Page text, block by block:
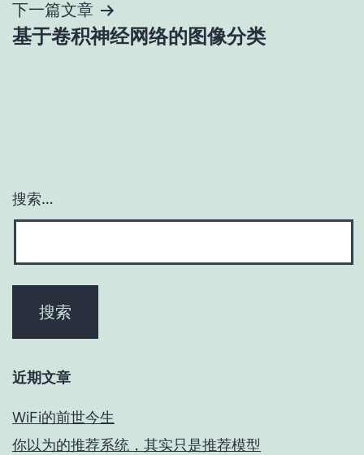
导
航
下一篇文章
基于卷积神经网络的图像分类
搜索…
近期文章
WiFi的前世今生
你以为的推荐系统，其实只是推荐模型